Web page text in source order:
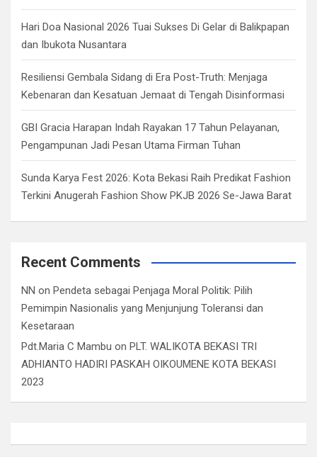
Hari Doa Nasional 2026 Tuai Sukses Di Gelar di Balikpapan
dan Ibukota Nusantara
Resiliensi Gembala Sidang di Era Post-Truth: Menjaga
Kebenaran dan Kesatuan Jemaat di Tengah Disinformasi
GBI Gracia Harapan Indah Rayakan 17 Tahun Pelayanan,
Pengampunan Jadi Pesan Utama Firman Tuhan
Sunda Karya Fest 2026: Kota Bekasi Raih Predikat Fashion
Terkini Anugerah Fashion Show PKJB 2026 Se-Jawa Barat
Recent Comments
NN on Pendeta sebagai Penjaga Moral Politik: Pilih
Pemimpin Nasionalis yang Menjunjung Toleransi dan
Kesetaraan
Pdt.Maria C Mambu on PLT. WALIKOTA BEKASI TRI
ADHIANTO HADIRI PASKAH OIKOUMENE KOTA BEKASI
2023